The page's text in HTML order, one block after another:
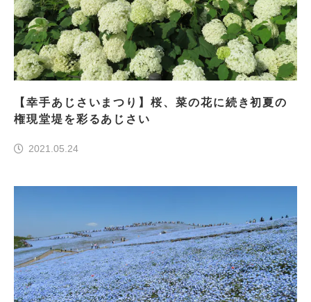
【幸手あじさいまつり】桜、菜の花に続き初夏の
権現堂堤を彩るあじさい
2021.05.24